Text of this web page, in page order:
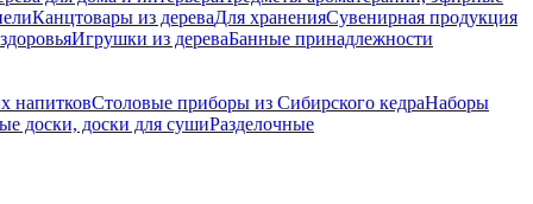
Канцтовары из дереваДля храненияСувенирная продукция
Игрушки из дереваБанные принадлежности
напитковСтоловые приборы из Сибирского кедраНаборы
доски, доски для сушиРазделочные